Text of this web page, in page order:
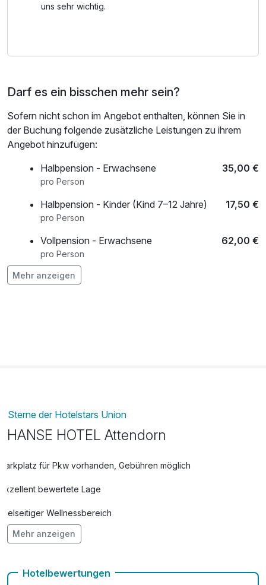
uns sehr wichtig.
Darf es ein bisschen mehr sein?
Sofern nicht schon im Angebot enthalten, können Sie in
der Buchung folgende zusätzliche Leistungen zu ihrem
Angebot hinzufügen:
Halbpension - Erwachsene
35,00 €
pro Person
Halbpension - Kinder (Kind 7–12 Jahre) 17,50 €
pro Person
Vollpension - Erwachsene 62,00 €
pro Person
Vollpension - Kinder (7-12 Jahre)
Mehr anzeigen
Sterne der Hotelstars Union
HANSE HOTEL Attendorn
Parkplatz für Pkw vorhanden, Gebühren möglich
Exzellent bewertete Lage
Vielseitiger Wellnessbereich
Hunde im Hotel erlaubt für 10,00 € pro Stück / Tag
Mehr anzeigen
Hotelbewertungen